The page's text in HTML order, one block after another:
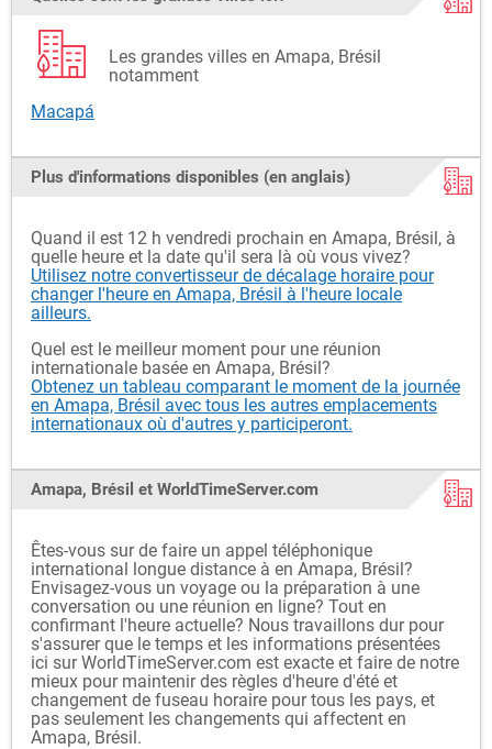
Les grandes villes en Amapa, Brésil
notamment
Macapá
Plus d'informations disponibles (en anglais)
Quand il est 12 h vendredi prochain en Amapa, Brésil, à
quelle heure et la date qu'il sera là où vous vivez?
Utilisez notre convertisseur de décalage horaire pour
changer l'heure en Amapa, Brésil à l'heure locale
ailleurs.
Quel est le meilleur moment pour une réunion
internationale basée en Amapa, Brésil?
Obtenez un tableau comparant le moment de la journée
en Amapa, Brésil avec tous les autres emplacements
internationaux où d'autres y participeront.
Amapa, Brésil et WorldTimeServer.com
Êtes-vous sur de faire un appel téléphonique
international longue distance à en Amapa, Brésil?
Envisagez-vous un voyage ou la préparation à une
conversation ou une réunion en ligne? Tout en
confirmant l'heure actuelle? Nous travaillons dur pour
s'assurer que le temps et les informations présentées
ici sur WorldTimeServer.com est exacte et faire de notre
mieux pour maintenir des règles d'heure d'été et
changement de fuseau horaire pour tous les pays, et
pas seulement les changements qui affectent en
Amapa, Brésil.